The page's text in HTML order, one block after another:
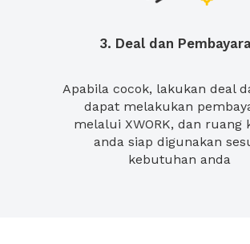
3. Deal dan
Apabila cocok, lakukan deal
dapat melakukan
melalui XWORK, dan ruang
anda siap digunakan
kebutuhan anda